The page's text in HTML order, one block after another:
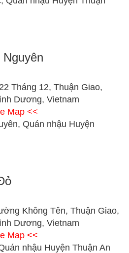
Tháng 12, Thuận Giao,
Dương, Vietnam
Map <<
Quán nhậu Huyện
Không Tên, Thuận Giao,
Dương, Vietnam
Map <<
nhậu Huyện Thuận An